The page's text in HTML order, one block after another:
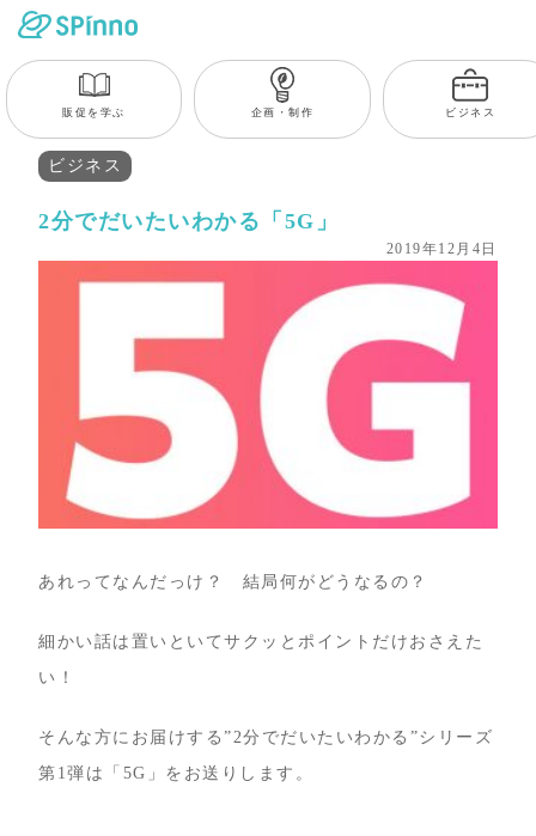
販促を学ぶ 企画・制作 ビジネス
ビジネス
2分でだいたいわかる「5G」
2019年12月4日
あれってなんだっけ？ 結局何がどうなるの？
細かい話は置いといてサクッとポイントだけおさえた
い！
そんな方にお届けする”2分でだいたいわかる”シリーズ
第1弾は「5G」をお送りします。